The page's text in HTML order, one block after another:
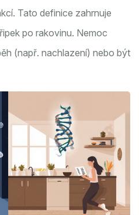
. Tato definice zahrnuje
po rakovinu. Nemoc
(např. nachlazení) nebo být